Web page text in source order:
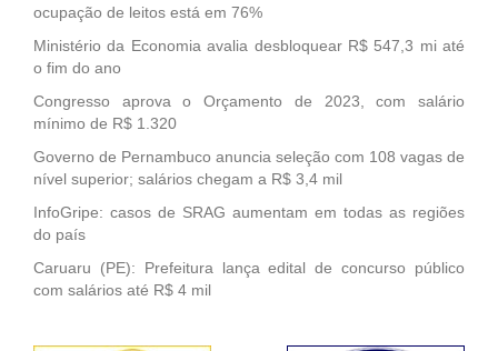
ocupação de leitos está em 76%
Ministério da Economia avalia desbloquear R$ 547,3 mi até
o fim do ano
Congresso aprova o Orçamento de 2023, com salário
mínimo de R$ 1.320
Governo de Pernambuco anuncia seleção com 108 vagas de
nível superior; salários chegam a R$ 3,4 mil
InfoGripe: casos de SRAG aumentam em todas as regiões
do país
Caruaru (PE): Prefeitura lança edital de concurso público
com salários até R$ 4 mil